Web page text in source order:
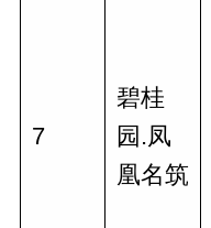
7
碧桂
园.凤
凰名筑